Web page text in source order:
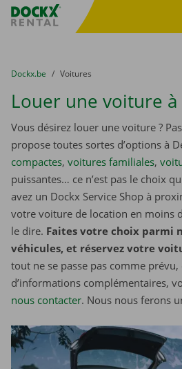
sitename
You are here:
du
Dockx.be to
Voitures
Louer une voiture
Vous désirez louer une voiture ?
propose toutes sortes d’options à
compactes, voitures familiales,
puissantes… ce n’est pas le choix
avez un Dockx Service Shop à
votre voiture de location en moins
le dire. Faites votre choix parmi
véhicules, et réservez votre
tout ne se passe pas comme
d’informations complémentaires,
nous contacter. Nous nous ferons